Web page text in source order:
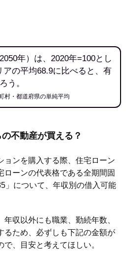
年）は、2020年=100とし
アの平均68.9に比べると、有
う。
村・都道府県の単純平均
不動産が買える？
ンを購入する際、住宅ローン
ローンの代表格である全期間固
」について、年収別の借入可能
収以外にも職業、勤続年数、
るため、必ずしも下記の金額が
、目安と考えてほしい。